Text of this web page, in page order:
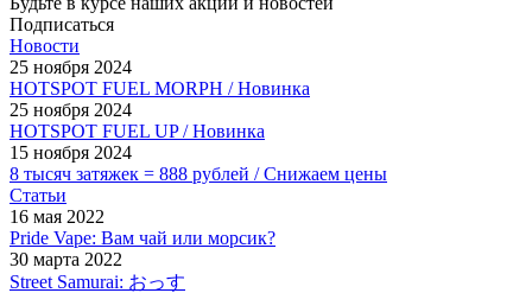
Подписаться
Новости
25 ноября 2024
HOTSPOT FUEL MORPH / Новинка
25 ноября 2024
HOTSPOT FUEL UP / Новинка
15 ноября 2024
8 тысяч затяжек = 888 рублей / Снижаем цены
Статьи
16 мая 2022
Pride Vape: Вам чай или морсик?
30 марта 2022
Street Samurai: おっす